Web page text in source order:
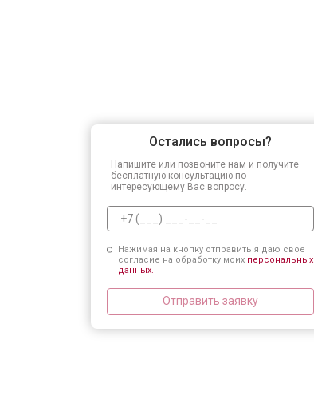
Остались вопросы?
Напишите или позвоните нам и получите
бесплатную консультацию по
интересующему Вас вопросу.
Нажимая на кнопку отправить я даю свое
согласие на обработку моих персональных
данных.
Отправить заявку